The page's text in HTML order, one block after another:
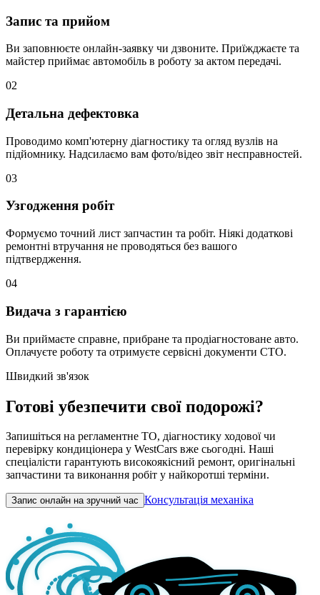
Запис та прийом
Ви заповнюєте онлайн-заявку чи дзвоните. Приїжджаєте та
майстер приймає автомобіль в роботу за актом передачі.
02
Детальна дефектовка
Проводимо комп'ютерну діагностику та огляд вузлів на
підйомнику. Надсилаємо вам фото/відео звіт несправностей.
03
Узгодження робіт
Формуємо точний лист запчастин та робіт. Ніякі додаткові
ремонтні втручання не проводяться без вашого
підтвердження.
04
Видача з гарантією
Ви приймаєте справне, прибране та продіагностоване авто.
Оплачуєте роботу та отримуєте сервісні документи СТО.
Швидкий зв'язок
Готові убезпечити свої подорожі?
Запишіться на регламентне ТО, діагностику ходової чи
перевірку кондиціонера у WestCars вже сьогодні. Наші
спеціалісти гарантують високоякісний ремонт, оригінальні
запчастини та виконання робіт у найкоротші терміни.
Запис онлайн на зручний час Консультація механіка